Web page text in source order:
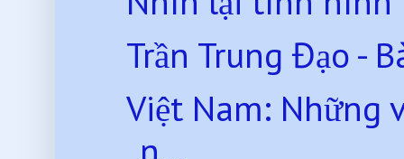
Trần Trung Đạo -
Việt Nam: Những